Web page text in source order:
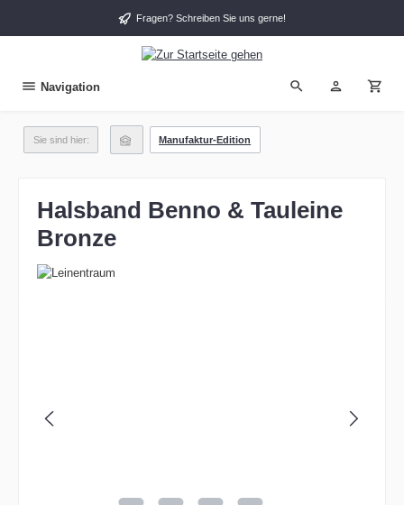
Fragen? Schreiben Sie uns gerne!
Navigation
Sie sind hier: Manufaktur-Edition
Halsband Benno & Tauleine
Bronze